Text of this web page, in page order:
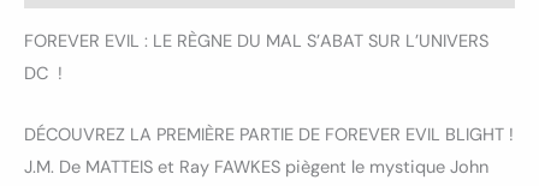
FOREVER EVIL : LE RÈGNE DU MAL S’ABAT SUR L’UNIVERS
DC !
DÉCOUVREZ LA PREMIÈRE PARTIE DE FOREVER EVIL BLIGHT !
J.M. De MATTEIS et Ray FAWKES piègent le mystique John